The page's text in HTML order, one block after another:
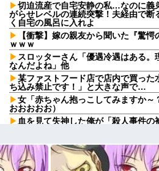
切迫流産で自宅安静の私…なのに義
がらせレベルの連続突撃！夫経由で
く自宅の風呂に入れよ
【衝撃】嫁の親友から聞いた『驚
ｗｗｗ
スロッターさん「優遇冷遇はある
なんだよね」他
某ファストフード店で店内で買っ
ち込み禁止です！」と大きな声で…
女「赤ちゃん抱っこしてみますか
おおおおお）
血を見て失神した俺が「殺人事件
動がこれｗｗｗｗ
【画像】このボケて、破壊力ありす